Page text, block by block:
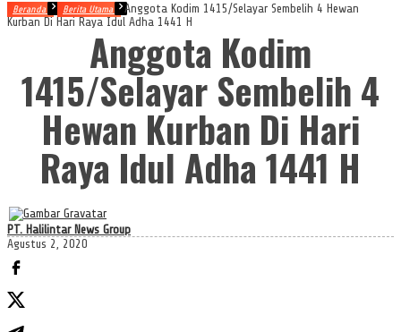
Beranda Berita Utama
Anggota Kodim 1415/Selayar Sembelih 4 Hewan
Kurban Di Hari Raya Idul Adha 1441 H
Anggota Kodim
1415/Selayar Sembelih 4
Hewan Kurban Di Hari
Raya Idul Adha 1441 H
PT. Halilintar News Group
Agustus 2, 2020